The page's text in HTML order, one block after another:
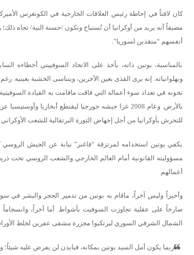
كان لافتاً في إحاطة رئيس العلاقات الخارجية في الكونغرس
مضيفاً أنه يريد من أوكرانيا أن تُستباح وتكون /حسنة النية/ تجاه
أنفسهم “منقذين لسوريا”.
بالمناسبة، بوتين ذاته، يأخذ على الاتحاد السوفييتي أخطاءه
وبهلوانياته. إنه يرى القذى بعين الآخرين، ويتناسى الخشبة
للتحرش بأوكرانيا من أجل إجهاض الثورة البرتقالية للشعب
يكفي بوتين استخدامه لمرتزقة “فاغنر” نيابة عن الجيش الروسي
مسؤوليته القانونية أمام العالم الخارجي والشعب الروسي تحت
أعمالهم.
وأخيراً وليس آخراً، ماقام به بوتين من تدمير الحجر والبشر في
صارخاً على عقلية تجاوزت السوفيت بأشواط. أما آخراً،
الشمال الشرقي السوري ليرتكبوا مجزرة مشفى عفرين لخلط
ربما يكون أمل السيد بوتين بمكانه، فبايدن لن يفرض عليه شيئاً؛